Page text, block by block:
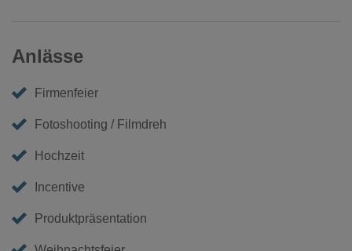
Anlässe
Firmenfeier
Fotoshooting / Filmdreh
Hochzeit
Incentive
Produktpräsentation